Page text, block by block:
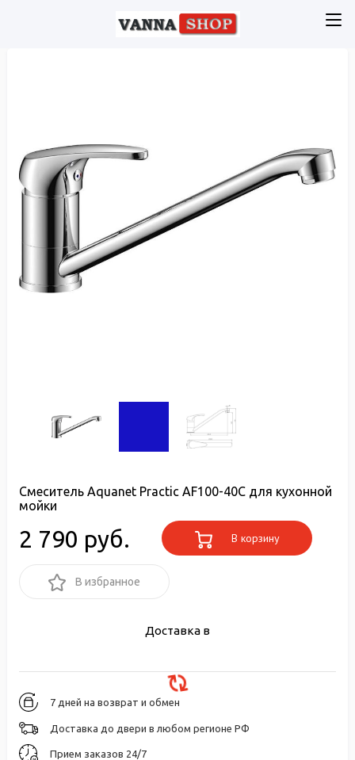
Смеситель Aquanet Practic AF100-40С для кухонной
мойки
2 790 руб. В корзину
В избранное
Доставка в
7 дней на возврат и обмен
Доставка до двери в любом регионе РФ
Прием заказов 24/7